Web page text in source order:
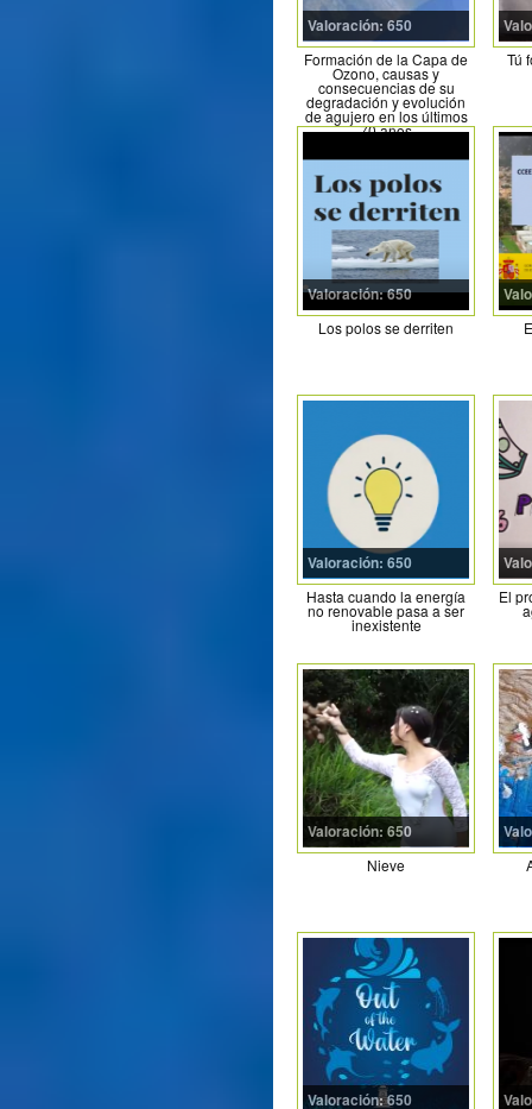
Valoración: 650
Formación de la Capa de
Ozono, causas y
consecuencias de su
degradación y evolución
de agujero en los últimos
70 años
Tú
Valoración: 650
Los polos se derriten
Valoración: 650
Hasta cuando la energía
no renovable pasa a ser
inexistente
El
Valoración: 650
Nieve
Valoración: 650